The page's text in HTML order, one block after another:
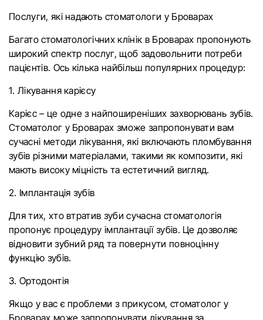
Послуги, які надають стоматологи у Броварах
Багато стоматологічних клінік в Броварах пропонують
широкий спектр послуг, щоб задовольнити потреби
пацієнтів. Ось кілька найбільш популярних процедур:
1. Лікування карієсу
Карієс – це одне з найпоширеніших захворювань зубів.
Стоматолог у Броварах зможе запропонувати вам
сучасні методи лікування, які включають пломбування
зубів різними матеріалами, такими як композити, які
мають високу міцність та естетичний вигляд.
2. Імплантація зубів
Для тих, хто втратив зуби сучасна стоматологія
пропонує процедуру імплантації зубів. Це дозволяє
відновити зубний ряд та повернути повноцінну
функцію зубів.
3. Ортодонтія
Якщо у вас є проблеми з прикусом, стоматолог у
Броварах може запропонувати лікування за